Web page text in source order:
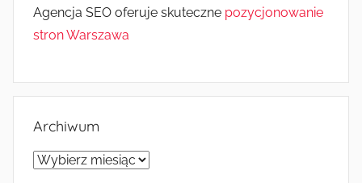
Agencja SEO oferuje skuteczne pozycjonowanie
stron Warszawa
Archiwum
Archiwum